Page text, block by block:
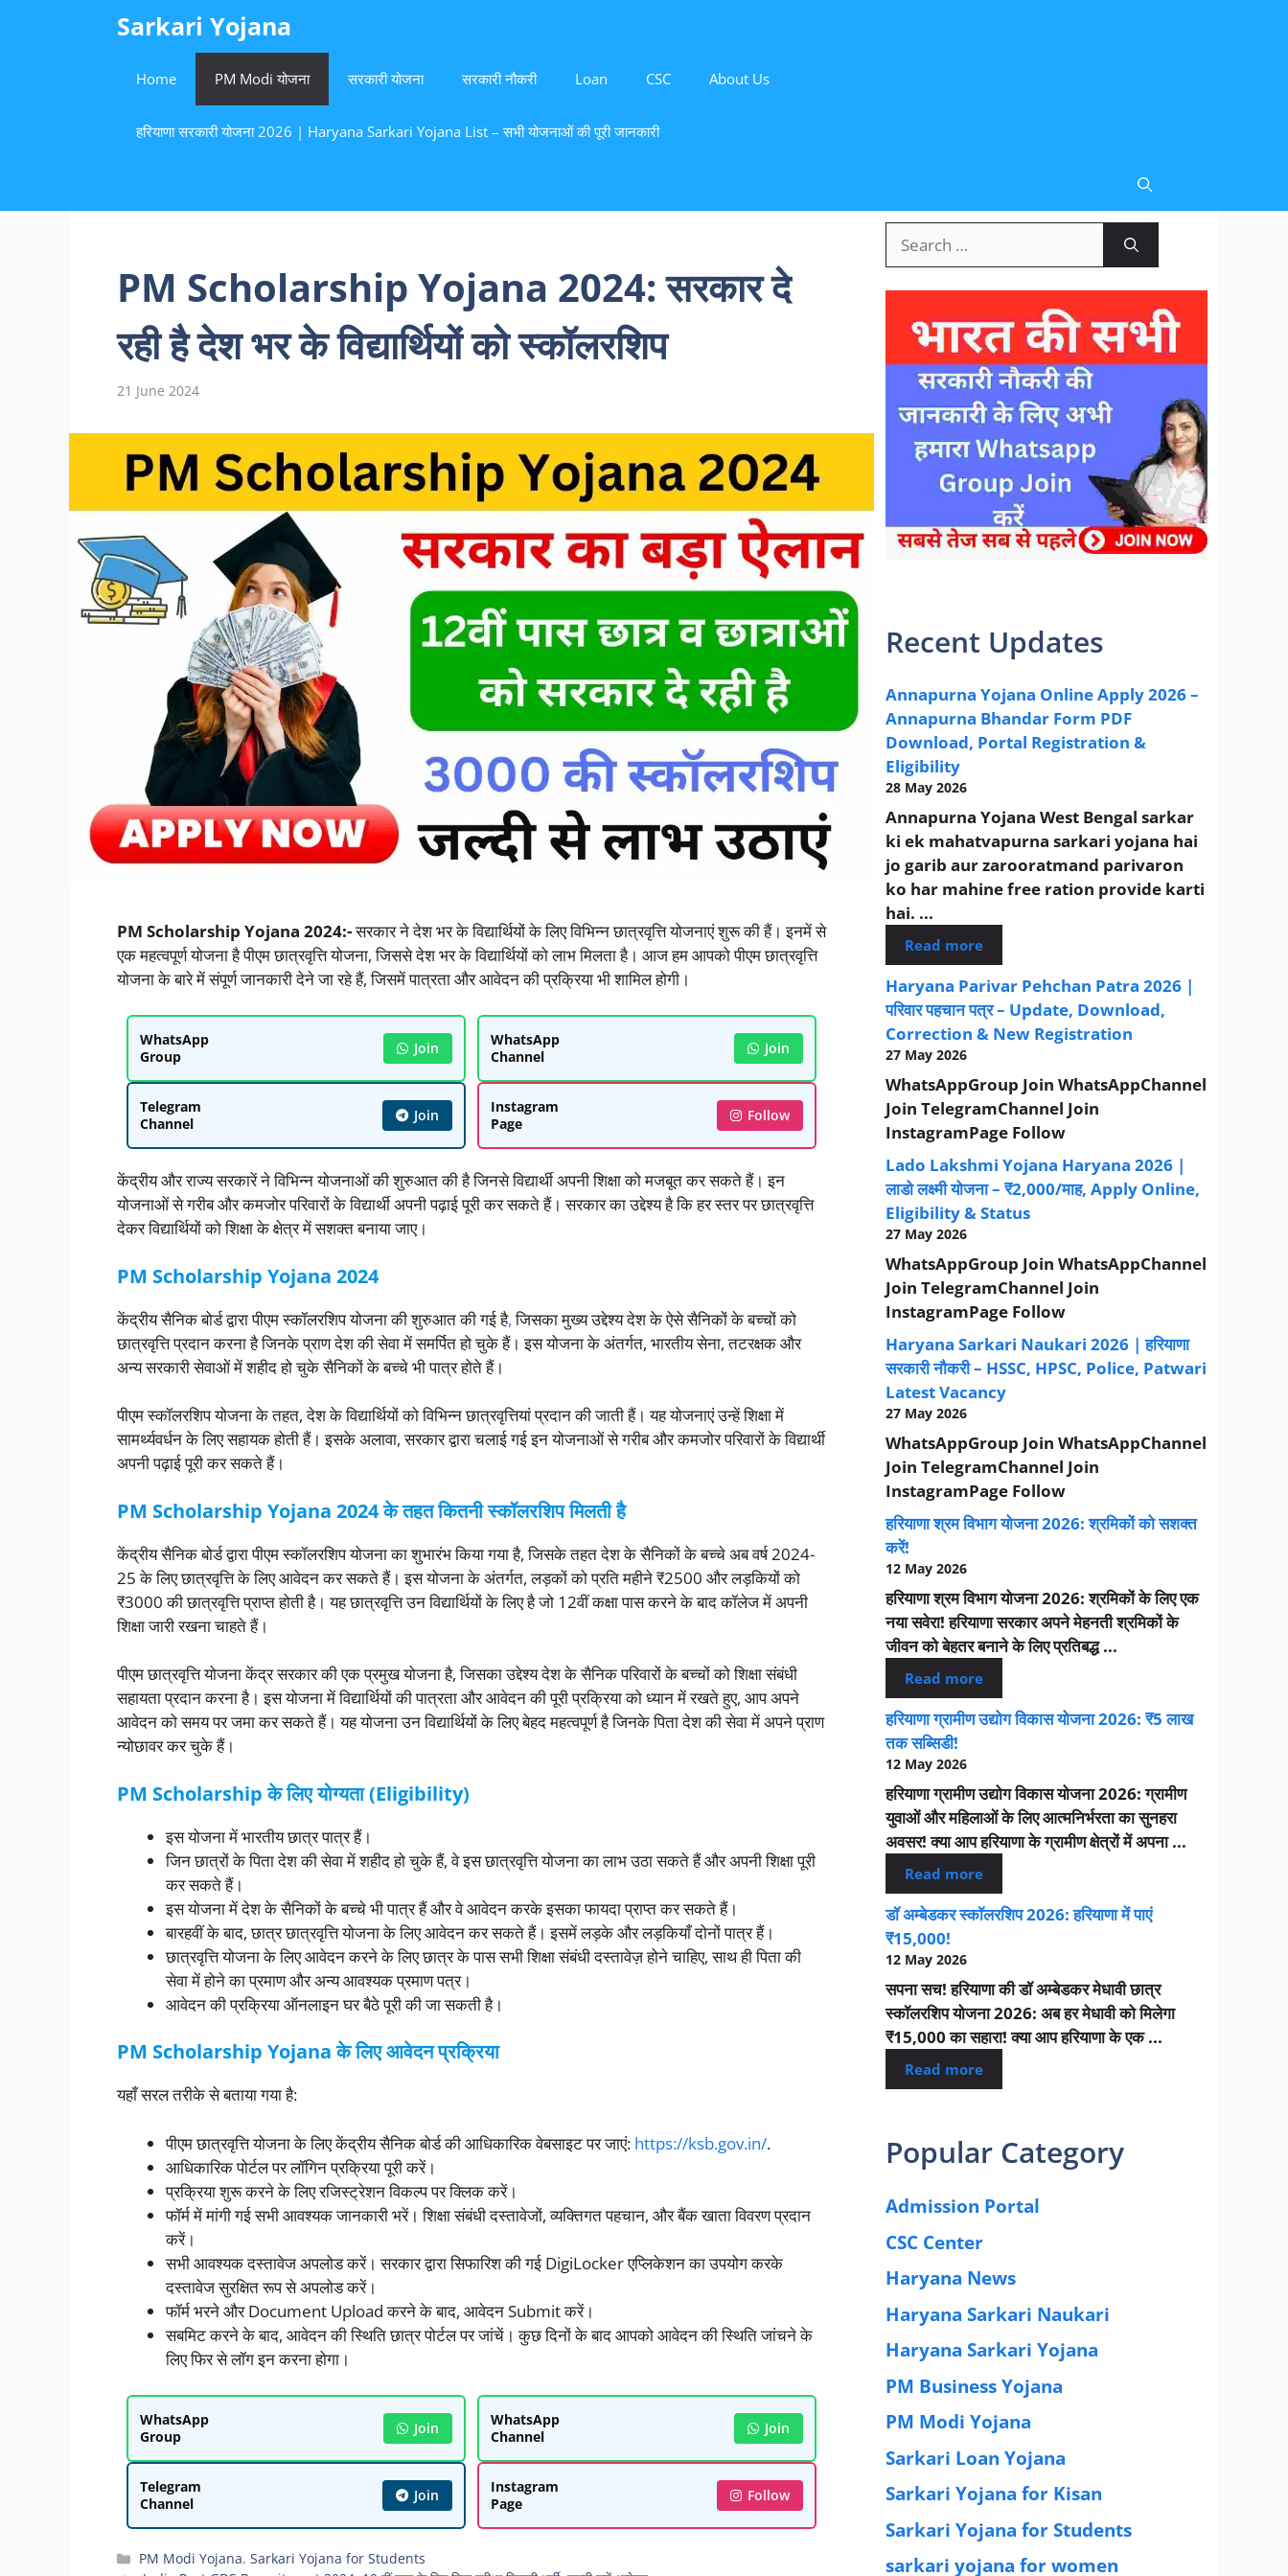
Sarkari Yojana
Home PM Modi योजना सरकारी योजना सरकारी नौकरी Loan CSC About Us
हरियाणा सरकारी योजना 2026 | Haryana Sarkari Yojana List – सभी योजनाओं की पूरी जानकारी
PM Scholarship Yojana 2024: सरकार दे
रही है देश भर के विद्यार्थियों को स्कॉलरशिप
21 June 2024
PM Scholarship Yojana 2024:-सरकार ने देश भर के विद्यार्थियों के लिए विभिन्न छात्रवृत्ति योजनाएं शुरू की हैं। इनमें से
एक महत्वपूर्ण योजना है पीएम छात्रवृत्ति योजना, जिससे देश भर के विद्यार्थियों को लाभ मिलता है। आज हम आपको पीएम छात्रवृत्ति
योजना के बारे में संपूर्ण जानकारी देने जा रहे हैं, जिसमें पात्रता और आवेदन की प्रक्रिया भी शामिल होगी।
WhatsApp
Group
Join
WhatsApp
Channel
Join
Telegram
Channel
Join
Instagram
Page
Follow
केंद्रीय और राज्य सरकारें ने विभिन्न योजनाओं की शुरुआत की है जिनसे विद्यार्थी अपनी शिक्षा को मजबूत कर सकते हैं। इन
योजनाओं से गरीब और कमजोर परिवारों के विद्यार्थी अपनी पढ़ाई पूरी कर सकते हैं। सरकार का उद्देश्य है कि हर स्तर पर छात्रवृत्ति
देकर विद्यार्थियों को शिक्षा के क्षेत्र में सशक्त बनाया जाए।
PM Scholarship Yojana 2024
केंद्रीय सैनिक बोर्ड द्वारा पीएम स्कॉलरशिप योजना की शुरुआत की गई है,जिसका मुख्य उद्देश्य देश के ऐसे सैनिकों के बच्चों को
छात्रवृत्ति प्रदान करना है जिनके प्राण देश की सेवा में समर्पित हो चुके हैं। इस योजना के अंतर्गत, भारतीय सेना, तटरक्षक और
अन्य सरकारी सेवाओं में शहीद हो चुके सैनिकों के बच्चे भी पात्र होते हैं।
पीएम स्कॉलरशिप योजना के तहत, देश के विद्यार्थियों को विभिन्न छात्रवृत्तियां प्रदान की जाती हैं। यह योजनाएं उन्हें शिक्षा में
सामर्थ्यवर्धन के लिए सहायक होती हैं। इसके अलावा, सरकार द्वारा चलाई गई इन योजनाओं से गरीब और कमजोर परिवारों के विद्यार्थी
अपनी पढ़ाई पूरी कर सकते हैं।
PM Scholarship Yojana 2024के तहत कितनी स्कॉलरशिप मिलती है
केंद्रीय सैनिक बोर्ड द्वारा पीएम स्कॉलरशिप योजना का शुभारंभ किया गया है, जिसके तहत देश के सैनिकों के बच्चे अब वर्ष 2024-
25 के लिए छात्रवृत्ति के लिए आवेदन कर सकते हैं। इस योजना के अंतर्गत, लड़कों को प्रति महीने ₹2500 और लड़कियों को
₹3000 की छात्रवृत्ति प्राप्त होती है। यह छात्रवृत्ति उन विद्यार्थियों के लिए है जो 12वीं कक्षा पास करने के बाद कॉलेज में अपनी
शिक्षा जारी रखना चाहते हैं।
पीएम छात्रवृत्ति योजना केंद्र सरकार की एक प्रमुख योजना है, जिसका उद्देश्य देश के सैनिक परिवारों के बच्चों को शिक्षा संबंधी
सहायता प्रदान करना है। इस योजना में विद्यार्थियों की पात्रता और आवेदन की पूरी प्रक्रिया को ध्यान में रखते हुए, आप अपने
आवेदन को समय पर जमा कर सकते हैं। यह योजना उन विद्यार्थियों के लिए बेहद महत्वपूर्ण है जिनके पिता देश की सेवा में अपने प्राण
न्योछावर कर चुके हैं।
PM Scholarship के लिए योग्यता (Eligibility)
इस योजना में भारतीय छात्र पात्र हैं।
जिन छात्रों के पिता देश की सेवा में शहीद हो चुके हैं, वे इस छात्रवृत्ति योजना का लाभ उठा सकते हैं और अपनी शिक्षा पूरी
कर सकते हैं।
इस योजना में देश के सैनिकों के बच्चे भी पात्र हैं और वे आवेदन करके इसका फायदा प्राप्त कर सकते हैं।
बारहवीं के बाद, छात्र छात्रवृत्ति योजना के लिए आवेदन कर सकते हैं। इसमें लड़के और लड़कियाँ दोनों पात्र हैं।
छात्रवृत्ति योजना के लिए आवेदन करने के लिए छात्र के पास सभी शिक्षा संबंधी दस्तावेज़ होने चाहिए, साथ ही पिता की
सेवा में होने का प्रमाण और अन्य आवश्यक प्रमाण पत्र।
आवेदन की प्रक्रिया ऑनलाइन घर बैठे पूरी की जा सकती है।
PM Scholarship Yojanaके लिए आवेदन प्रक्रिया
यहाँ सरल तरीके से बताया गया है:
पीएम छात्रवृत्ति योजना के लिए केंद्रीय सैनिक बोर्ड की आधिकारिक वेबसाइट पर जाएं: https://ksb.gov.in/.
आधिकारिक पोर्टल पर लॉगिन प्रक्रिया पूरी करें।
प्रक्रिया शुरू करने के लिए रजिस्ट्रेशन विकल्प पर क्लिक करें।
फॉर्म में मांगी गई सभी आवश्यक जानकारी भरें। शिक्षा संबंधी दस्तावेजों, व्यक्तिगत पहचान, और बैंक खाता विवरण प्रदान
करें।
सभी आवश्यक दस्तावेज अपलोड करें। सरकार द्वारा सिफारिश की गई DigiLocker एप्लिकेशन का उपयोग करके
दस्तावेज सुरक्षित रूप से अपलोड करें।
फॉर्म भरने और Document Upload करने के बाद, आवेदन Submit करें।
सबमिट करने के बाद, आवेदन की स्थिति छात्र पोर्टल पर जांचें। कुछ दिनों के बाद आपको आवेदन की स्थिति जांचने के
लिए फिर से लॉग इन करना होगा।
WhatsApp
Group
Join
WhatsApp
Channel
Join
Telegram
Channel
Join
Instagram
Page
Follow
Categories
PM Modi Yojana,Sarkari Yojana for Students
for:
Recent Updates
Annapurna Yojana Online Apply 2026 –
Annapurna Bhandar Form PDF
Download, Portal Registration &
Eligibility
28 May 2026
Annapurna Yojana West Bengal sarkar
ki ek mahatvapurna sarkari yojana hai
jo garib aur zarooratmand parivaron
ko har mahine free ration provide karti
hai. ...
Read more
Haryana Parivar Pehchan Patra 2026 |
परिवार पहचान पत्र – Update, Download,
Correction & New Registration
27 May 2026
WhatsAppGroup Join WhatsAppChannel
Join TelegramChannel Join
InstagramPage Follow
Lado Lakshmi Yojana Haryana 2026 |
लाडो लक्ष्मी योजना – ₹2,000/माह, Apply Online,
Eligibility & Status
27 May 2026
WhatsAppGroup Join WhatsAppChannel
Join TelegramChannel Join
InstagramPage Follow
Haryana Sarkari Naukari 2026 | हरियाणा
सरकारी नौकरी – HSSC, HPSC, Police, Patwari
Latest Vacancy
27 May 2026
WhatsAppGroup Join WhatsAppChannel
Join TelegramChannel Join
InstagramPage Follow
हरियाणा श्रम विभाग योजना 2026: श्रमिकों को सशक्त
करें!
12 May 2026
हरियाणा श्रम विभाग योजना 2026: श्रमिकों के लिए एक
नया सवेरा! हरियाणा सरकार अपने मेहनती श्रमिकों के
जीवन को बेहतर बनाने के लिए प्रतिबद्ध ...
Read more
हरियाणा ग्रामीण उद्योग विकास योजना 2026: ₹5 लाख
तक सब्सिडी!
12 May 2026
हरियाणा ग्रामीण उद्योग विकास योजना 2026: ग्रामीण
युवाओं और महिलाओं के लिए आत्मनिर्भरता का सुनहरा
अवसर! क्या आप हरियाणा के ग्रामीण क्षेत्रों में अपना ...
Read more
डॉ अम्बेडकर स्कॉलरशिप 2026: हरियाणा में पाएं
₹15,000!
12 May 2026
सपना सच! हरियाणा की डॉ अम्बेडकर मेधावी छात्र
स्कॉलरशिप योजना 2026: अब हर मेधावी को मिलेगा
₹15,000 का सहारा! क्या आप हरियाणा के एक ...
Read more
Popular Category
Admission Portal
CSC Center
Haryana News
Haryana Sarkari Naukari
Haryana Sarkari Yojana
PM Business Yojana
PM Modi Yojana
Sarkari Loan Yojana
Sarkari Yojana for Kisan
Sarkari Yojana for Students
sarkari yojana for women